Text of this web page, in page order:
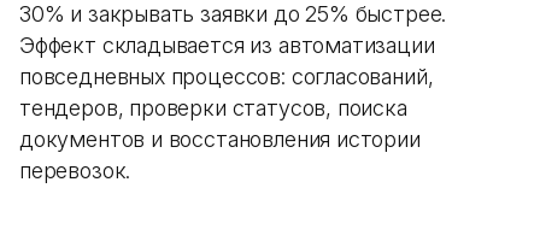
30% и закрывать заявки до 25% быстрее.
Эффект складывается из автоматизации
повседневных процессов: согласований,
тендеров, проверки статусов, поиска
документов и восстановления истории
перевозок.